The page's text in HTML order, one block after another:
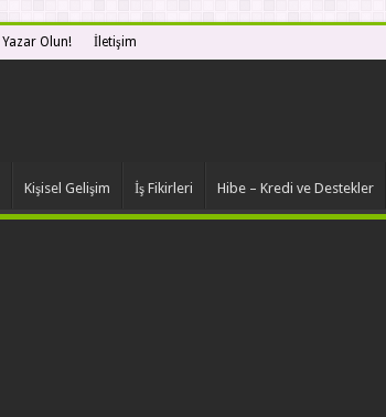
Yazar Olun! İletişim
Kişisel Gelişim İş Fikirleri Hibe – Kredi ve Destekler